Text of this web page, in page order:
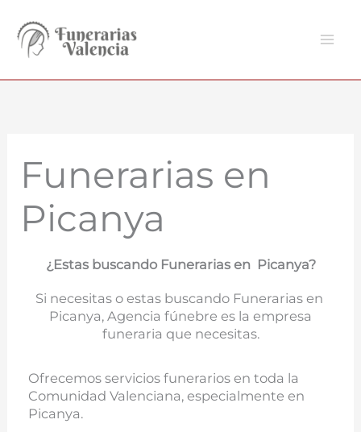
contenido
Funerarias en
Picanya
¿Estas buscando Funerarias en Picanya?
Si necesitas o estas buscando Funerarias en
Picanya, Agencia fúnebre es la empresa
funeraria que necesitas.
Ofrecemos servicios funerarios en toda la
Comunidad Valenciana, especialmente en
Picanya.